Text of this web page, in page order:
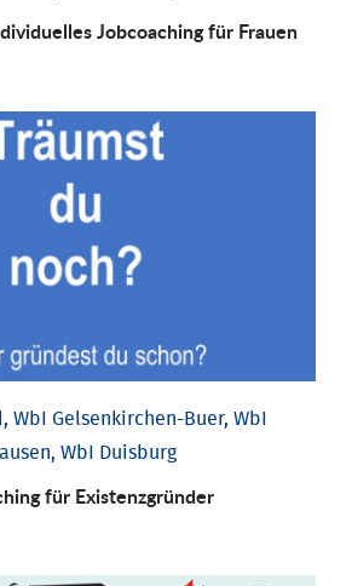
Job­coaching für Frauen
WbI Gelsenkirchen-Buer, WbI
WbI Duisburg
für Existenz­gründer